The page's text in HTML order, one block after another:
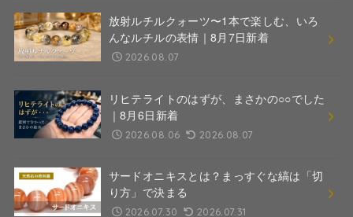
放射ルチルクォーツ〜1本で楽しむ、いろ
んなルチルの表情｜8月7日新着
2026.08.07
リヒテライトのはずが、まさかの○○でした
｜8月6日新着
2026.08.06 2026.08.07
サードオニキスとは？まっすぐな縞は「切
り方」で決まる
2026.07.30 2026.07.31